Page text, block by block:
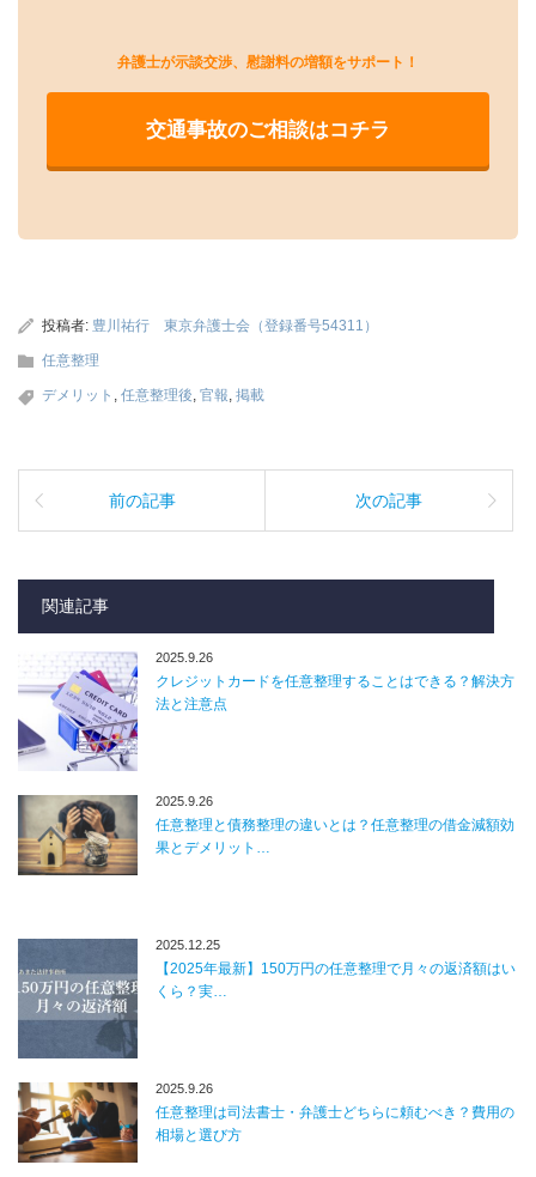
弁護士が示談交渉、慰謝料の増額をサポート！
交通事故のご相談はコチラ
投稿者: 豊川祐行 東京弁護士会（登録番号54311）
任意整理
デメリット , 任意整理後, 官報, 掲載
前の記事 次の記事
関連記事
2025.9.26
クレジットカードを任意整理することはできる？解決方
法と注意点
2025.9.26
任意整理と債務整理の違いとは？任意整理の借金減額効
果とデメリット…
2025.12.25
【2025年最新】150万円の任意整理で月々の返済額はい
くら？実…
2025.9.26
任意整理は司法書士・弁護士どちらに頼むべき？費用の
相場と選び方